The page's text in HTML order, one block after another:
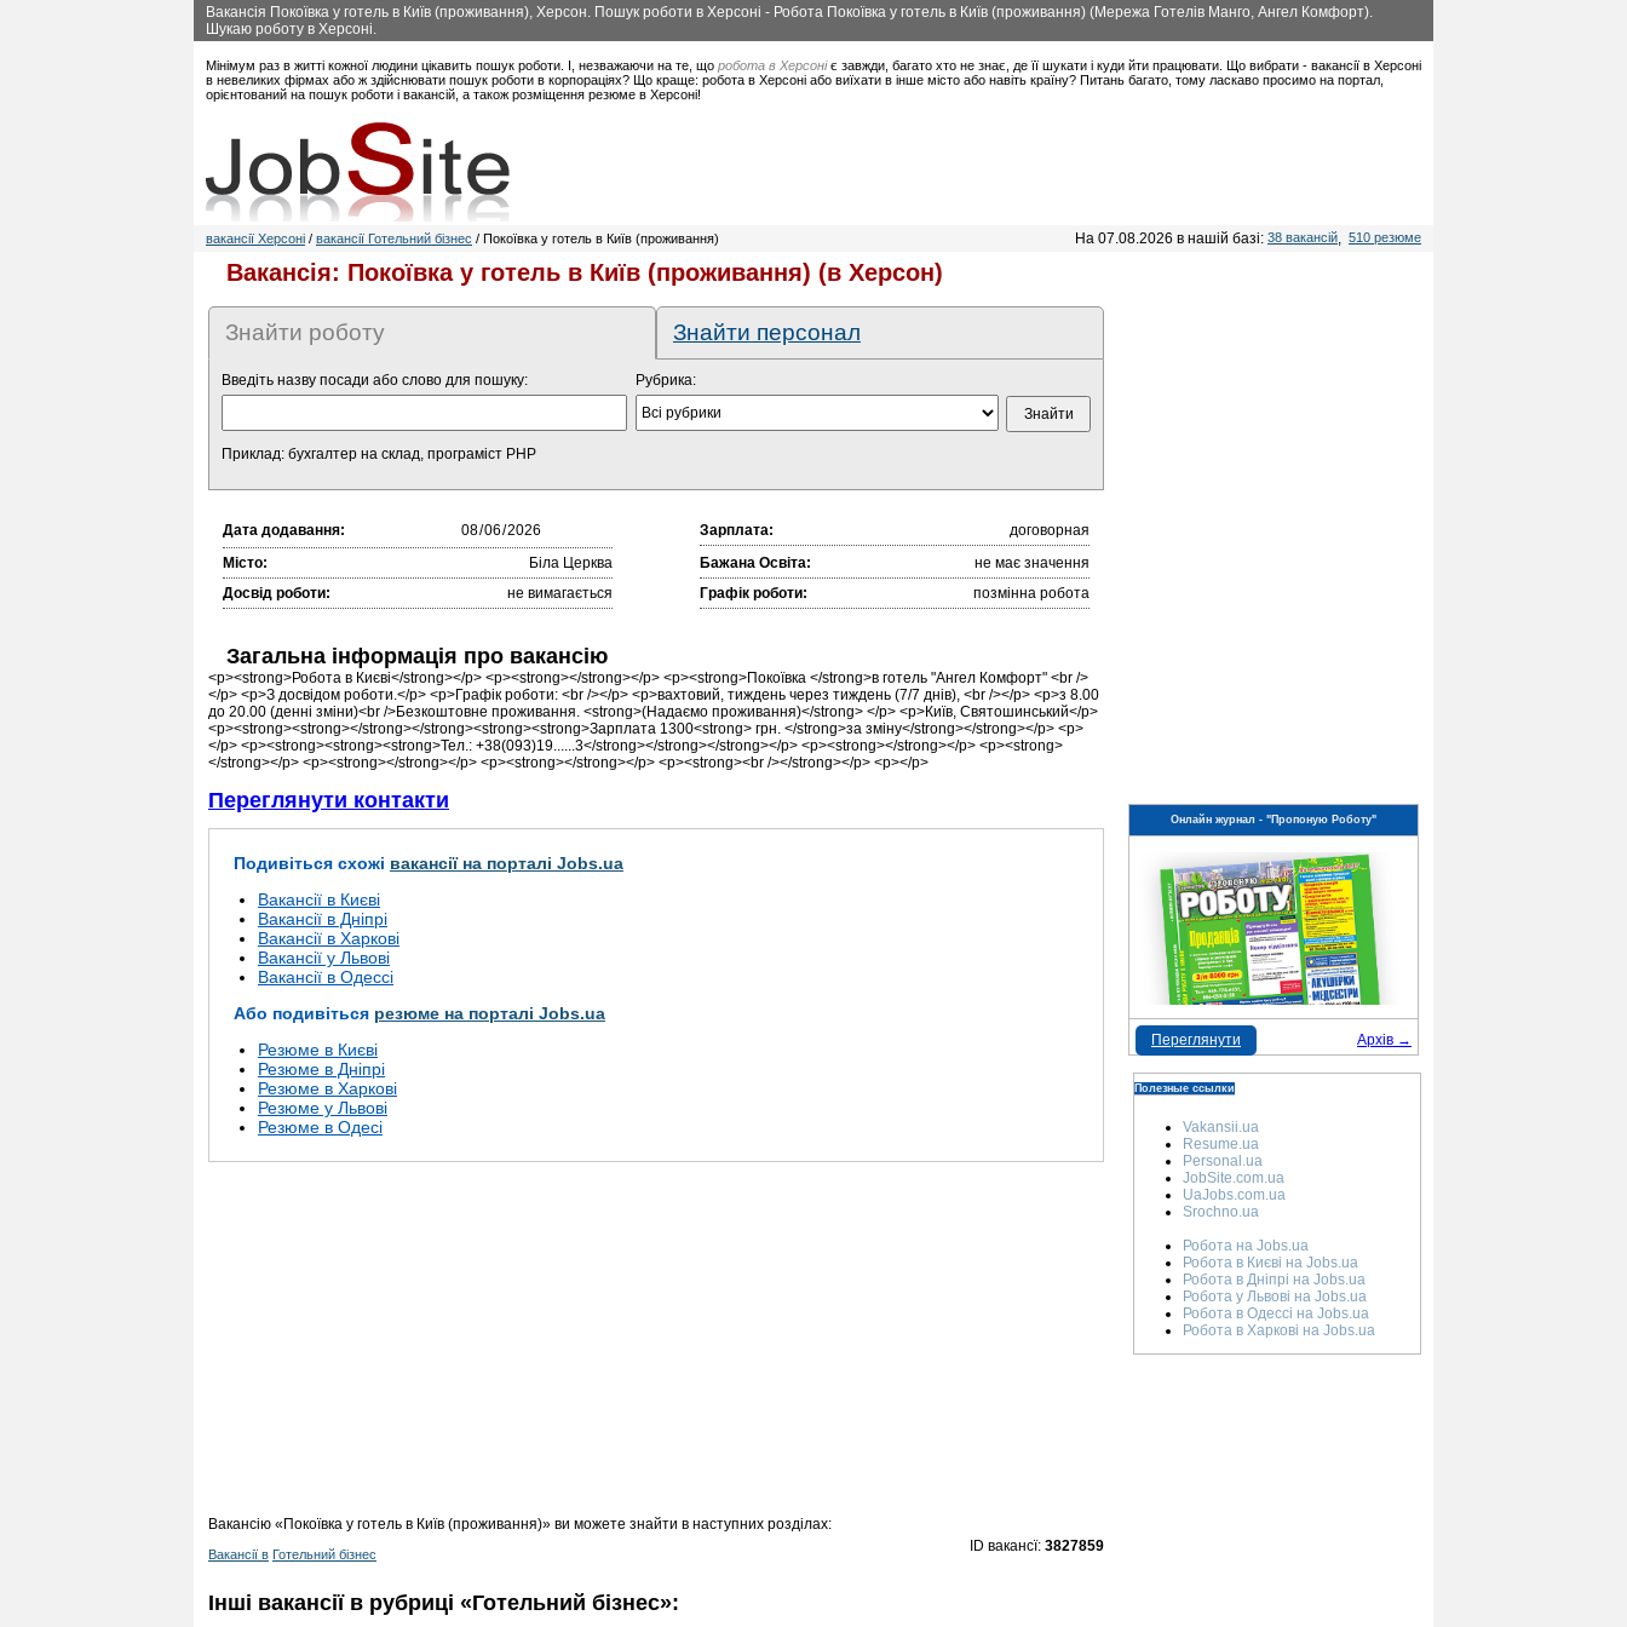
Вакансія Покоївка у готель в Київ (проживання), Херсон. Пошук роботи в Херсоні - Робота Покоївка у готель в Київ (проживання) (Мережа Готелів Манго, Ангел Комфорт).
Шукаю роботу в Херсоні.
Мінімум раз в житті кожної людини цікавить пошук роботи. І, незважаючи на те, що робота в Херсоніє завжди, багато хто не знає, де її шукати і куди йти працювати. Що вибрати - вакансії в Херсоні
в невеликих фірмах або ж здійснювати пошук роботи в корпораціях? Що краще: робота в Херсоні або виїхати в інше місто або навіть країну? Питань багато, тому ласкаво просимо на портал,
орієнтований на пошук роботи і вакансій, а також розміщення резюме в Херсоні!
вакансії Херсоні / вакансії Готельний бізнес / Покоївка у готель в Київ (проживання) На 07.08.2026 в нашій базі: 38 вакансій, 510 резюме
Вакансія: Покоївка у готель в Київ (проживання) (в Херсон)
Знайти роботу Знайти персонал
Введіть назву посади або слово для пошуку:
Приклад: бухгалтер на склад, програміст PHP
Рубрика:
Дата додавання: Зарплата:
договорная
Місто:
Біла Церква Бажана Освіта:
не має значення
Досвід роботи:
не вимагається Графік роботи: позмінна робота
Загальна інформація про вакансію
<p><strong>Робота в Києві</strong></p> <p><strong></strong></p> <p><strong>Покоївка </strong>в готель "Ангел Комфорт" <br />
</p> <p>З досвідом роботи.</p> <p>Графік роботи: <br /></p> <p>вахтовий, тиждень через тиждень (7/7 днів), <br /></p> <p>з 8.00
до 20.00 (денні зміни)<br />Безкоштовне проживання. <strong>(Надаємо проживання)</strong> </p> <p>Київ, Святошинський</p>
<p><strong><strong></strong></strong><strong><strong>Зарплата 1300<strong> грн. </strong>за зміну</strong></strong></p> <p>
</p> <p><strong><strong><strong>Тел.: +38(093)19......3</strong></strong></strong></p> <p><strong></strong></p> <p><strong>
</strong></p> <p><strong></strong></p> <p><strong></strong></p> <p><strong><br /></strong></p> <p></p>
Переглянути контакти
Подивіться схожі вакансії на порталі Jobs.ua
Вакансії в Києві
Вакансії в Дніпрі
Вакансії в Харкові
Вакансії у Львові
Вакансії в Одессі
Або подивіться резюме на порталі Jobs.ua
Резюме в Києві
Резюме в Дніпрі
Резюме в Харкові
Резюме у Львові
Резюме в Одесі
Вакансію «Покоївка у готель в Київ (проживання)» ви можете знайти в наступних розділах:
Вакансії в Готельний бізнес ID вакансї: 3827859
Інші вакансії в рубриці «Готельний бізнес»:
Онлайн журнал - "Пропоную Роботу"
Архів →
Переглянути
Полезные ссылки
Vakansii.ua
Resume.ua
Personal.ua
JobSite.com.ua
UaJobs.com.ua
Srochno.ua
Робота на Jobs.ua
Робота в Києві на Jobs.ua
Робота в Дніпрі на Jobs.ua
Робота у Львові на Jobs.ua
Робота в Одессі на Jobs.ua
Робота в Харкові на Jobs.ua